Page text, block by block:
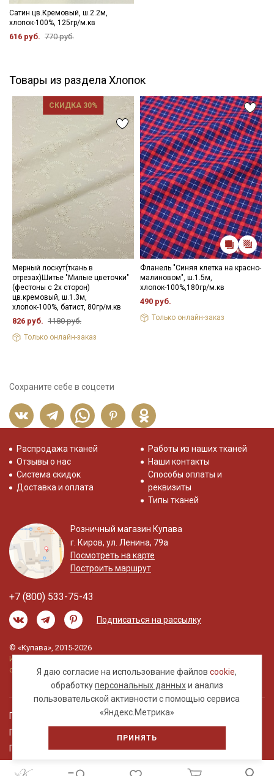
Сатин цв.Кремовый, ш.2.2м,
хлопок-100%, 125гр/м.кв
616 руб. 770 руб.
Товары из раздела Хлопок
СКИДКА 30%
Мерный лоскут(ткань в
отрезах)Шитье "Милые цветочки"
(фестоны с 2х сторон)
цв.кремовый, ш.1.3м,
хлопок-100%, батист, 80гр/м.кв
826 руб. 1180 руб.
Только онлайн-заказ
Фланель "Синяя клетка на красно-
малиновом", ш.1.5м,
хлопок-100%,180гр/м.кв
490 руб.
Только онлайн-заказ
Сохраните себе в соцсети
Я даю согласие на использование файловcookie,
обработкуперсональных данныхи анализ
пользовательской активности с помощью сервиса
«Яндекс.Метрика»
ПРИНЯТЬ
Распродажа тканей
Отзывы о нас
Система скидок
Доставка и оплата
Работы из наших тканей
Наши контакты
Способы оплаты и
реквизиты
Типы тканей
Розничный магазин Купава
г. Киров, ул. Ленина, 79а
Посмотреть на карте
Построить маршрут
+7 (800) 533-75-43
Подписаться на рассылку
© «Купава», 2015-2026
Информация на сайте не является публичной
офертой.
Правовая информация
Политика обработки персональных данных
Пользовательское соглашение